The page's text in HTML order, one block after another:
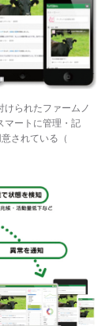
けられたファームノ
マートに管理・記
されている（